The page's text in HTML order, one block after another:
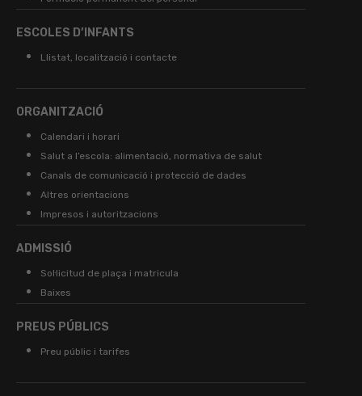
ESCOLES D’INFANTS
Llistat, localització i contacte
ORGANITZACIÓ
Calendari i horari
Salut a l’escola: alimentació, normativa de salut
Canals de comunicació i protecció de dades
Altres orientacions
Impresos i autoritzacions
ADMISSIÓ
Sol·licitud de plaça i matricula
Baixes
PREUS PÚBLICS
Preu públic i tarifes